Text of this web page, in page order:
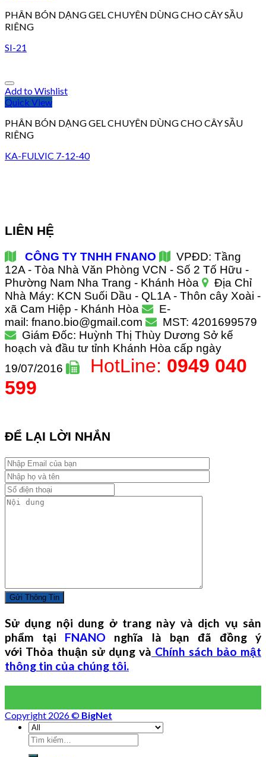
PHÂN BÓN DẠNG GEL CHUYÊN DÙNG CHO CÂY SẦU
RIÊNG
SI-21
Add to Wishlist
Quick View
PHÂN BÓN DẠNG GEL CHUYÊN DÙNG CHO CÂY SẦU
RIÊNG
KA-FULVIC 7-12-40
LIÊN HỆ
CÔNG TY TNHH FNANO
VPĐD: Tầng
12A - Tòa Nhà Văn Phòng VCN - Số 2 Tố Hữu -
Phường Nam Nha Trang - Khánh Hòa
Địa Chỉ
Nhà Máy: KCN Suối Dầu - QL1A - Thôn cây Xoài -
xã Cam Hiệp - Khánh Hòa
E-
mail: fnano.bio@gmail.com
MST: 4201699579
Giám Đốc: Huỳnh Thị Thùy Dương Sở kế
hoạch và đầu tư tỉnh Khánh Hòa cấp ngày
19/07/2016
HotLine: 0949 040
599
ĐỂ LẠI LỜI NHẮN
Sử dụng nội dung ở trang này và dịch vụ sản
phẩm tại
FNANO nghĩa là bạn đã đồng ý
với Thỏa thuận sử dụng và Chính sách bảo mật
thông tin của chúng tôi.
Copyright 2026 © BigNet